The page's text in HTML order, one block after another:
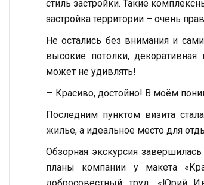
стиль застройки. Такие
застройка территории – очень
Не остались без внимания и
высокие потолки,
может не удивлять!
— Красиво, достойно! В моём
Последним пунктом визита
жилье, а идеальное место для
Обзорная экскурсия
планы компании у макета